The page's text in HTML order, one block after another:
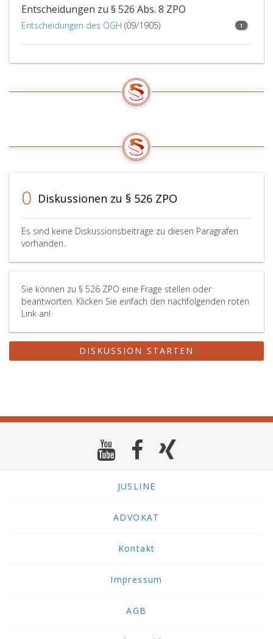
Entscheidungen zu § 526 Abs. 8 ZPO
Entscheidungen des OGH (09/1905) 1
0 Diskussionen zu § 526 ZPO
Es sind keine Diskussionsbeiträge zu diesen Paragrafen
vorhanden.
Sie können zu § 526 ZPO eine Frage stellen oder
beantworten. Klicken Sie einfach den nachfolgenden roten
Link an!
DISKUSSION STARTEN
JUSLINE
ADVOKAT
Kontakt
Impressum
AGB